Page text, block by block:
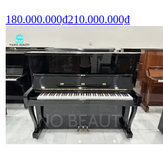
180.000.000₫210.000.000₫